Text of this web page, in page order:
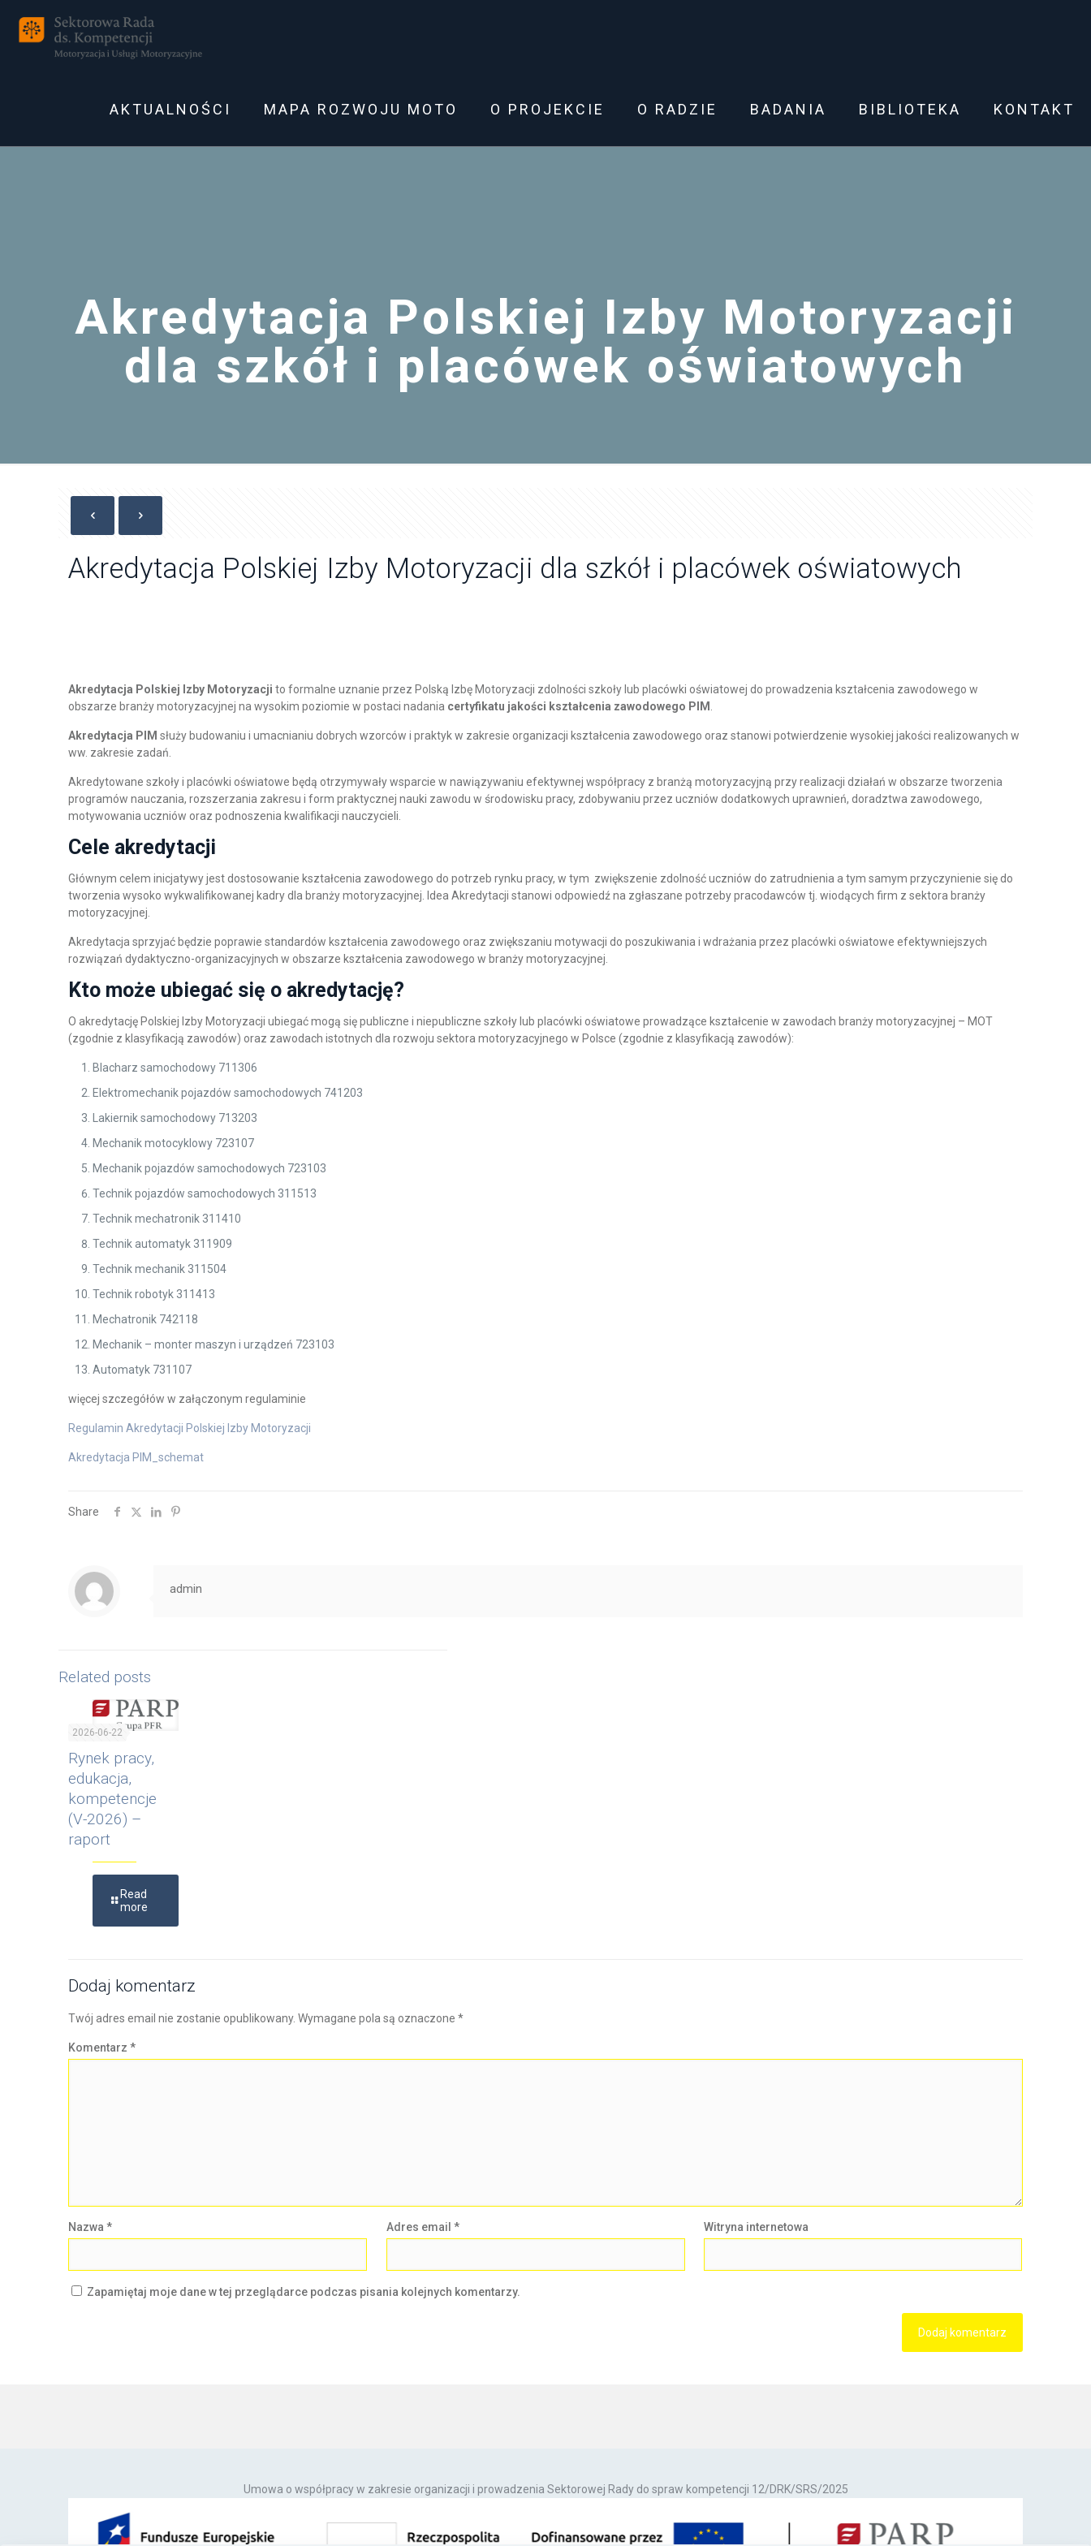
AKTUALNOŚCI MAPA ROZWOJU MOTO O PROJEKCIE O RADZIE BADANIA BIBLIOTEKA KONTAKT
Akredytacja Polskiej Izby Motoryzacji
dla szkół i placówek oświatowych
Akredytacja Polskiej Izby Motoryzacji dla szkół i placówek oświatowych
Akredytacja Polskiej Izby Motoryzacji to formalne uznanie przez Polską Izbę Motoryzacji zdolności szkoły lub placówki oświatowej do prowadzenia kształcenia zawodowego w
obszarze branży motoryzacyjnej na wysokim poziomie w postaci nadania certyfikatu jakości kształcenia zawodowego PIM
Akredytacja PIM służy budowaniu i umacnianiu dobrych wzorców i praktyk w zakresie organizacji kształcenia zawodowego oraz stanowi potwierdzenie wysokiej jakości realizowanych w
ww. zakresie zadań.
Akredytowane szkoły i placówki oświatowe będą otrzymywały wsparcie w nawiązywaniu efektywnej współpracy z branżą motoryzacyjną przy realizacji działań w obszarze tworzenia
programów nauczania, rozszerzania zakresu i form praktycznej nauki zawodu w środowisku pracy, zdobywaniu przez uczniów dodatkowych uprawnień, doradztwa zawodowego,
motywowania uczniów oraz podnoszenia kwalifikacji nauczycieli.
Cele akredytacji
Głównym celem inicjatywy jest dostosowanie kształcenia zawodowego do potrzeb rynku pracy, w tym zwiększenie zdolność uczniów do zatrudnienia a tym samym przyczynienie się do
tworzenia wysoko wykwalifikowanej kadry dla branży motoryzacyjnej. Idea Akredytacji stanowi odpowiedź na zgłaszane potrzeby pracodawców tj. wiodących firm z sektora branży
motoryzacyjnej.
Akredytacja sprzyjać będzie poprawie standardów kształcenia zawodowego oraz zwiększaniu motywacji do poszukiwania i wdrażania przez placówki oświatowe efektywniejszych
rozwiązań dydaktyczno-organizacyjnych w obszarze kształcenia zawodowego w branży motoryzacyjnej.
Kto może ubiegać się o akredytację?
O akredytację Polskiej Izby Motoryzacji ubiegać mogą się publiczne i niepubliczne szkoły lub placówki oświatowe prowadzące kształcenie w zawodach branży motoryzacyjnej – MOT
(zgodnie z klasyfikacją zawodów) oraz zawodach istotnych dla rozwoju sektora motoryzacyjnego w Polsce (zgodnie z klasyfikacją zawodów):
Blacharz samochodowy 711306
Elektromechanik pojazdów samochodowych 741203
Lakiernik samochodowy 713203
Mechanik motocyklowy 723107
Mechanik pojazdów samochodowych 723103
Technik pojazdów samochodowych 311513
Technik mechatronik 311410
Technik automatyk 311909
Technik mechanik 311504
Technik robotyk 311413
Mechatronik 742118
Mechanik – monter maszyn i urządzeń 723103
Automatyk 731107
więcej szczegółów w załączonym regulaminie
Regulamin Akredytacji Polskiej Izby Motoryzacji
Akredytacja PIM_schemat
Share
admin
Related posts
2026-06-22
Rynek pracy,
edukacja,
kompetencje
(V-2026) –
raport
Read
more
Dodaj komentarz
Twój adres email nie zostanie opublikowany. Wymagane pola są oznaczone *
Komentarz *
Nazwa * Adres email * Witryna internetowa
Zapamiętaj moje dane w tej przeglądarce podczas pisania kolejnych komentarzy.
Umowa o współpracy w zakresie organizacji i prowadzenia Sektorowej Rady do spraw kompetencji 12/DRK/SRS/2025